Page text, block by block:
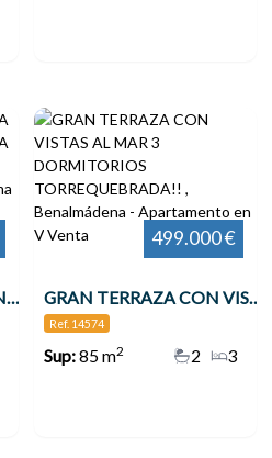
APARTAMENTO EN VENTA VENTA EN 2ª LÍNEA DE PLAYA EN BENALMÁDENA CON VISTAS AL MAR , Benalmádena
Venta 499.000 €
GRAN TERRAZA CON VISTAS AL MAR 3 DORMITORIOS TORREQUEBRADA!! , Benalmádena
Ref. 14574
Sup:85 m2 3
2